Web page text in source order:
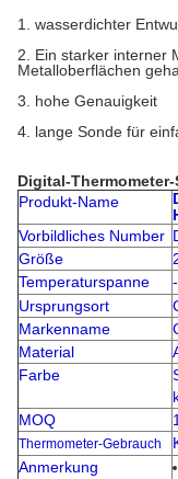
1. wasserdichter
2. Ein starker interner
Metalloberflächen
3. hohe Genauigkeit
4. lange Sonde für
Digital-
Produkt-Name
Vorbildliches Number
Größe
Temperaturspanne
Ursprungsort
Markenname
Material
Farbe
MOQ
Thermometer-Gebrauch
Anmerkung